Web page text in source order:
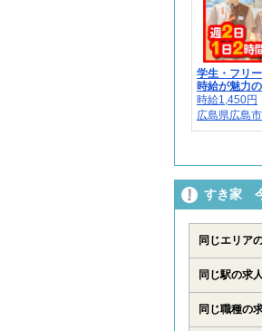
学生・フリ
時給が魅力
時給1,450円
広島県広島
すき家
同じエリア
同じ駅の求人
同じ職種の